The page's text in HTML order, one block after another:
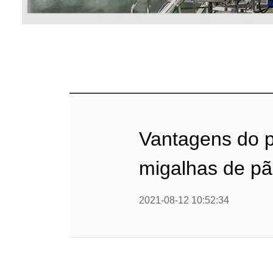
Linha
Linha
Linha
modified
Vantagens do
migalhas de
2021-08-12 10:52:34